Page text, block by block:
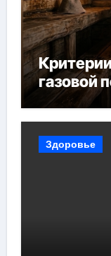
газовой
Здоровье